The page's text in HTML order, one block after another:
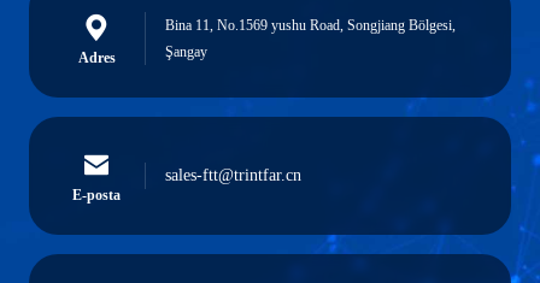
Adres
Bina 11, No.1569 yushu Road, Songjiang Bölgesi,
Şangay
E-posta
sales-ftt@trintfar.cn